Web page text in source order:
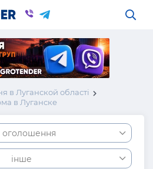
в Луганской області
в Луганске
оголошення
інше